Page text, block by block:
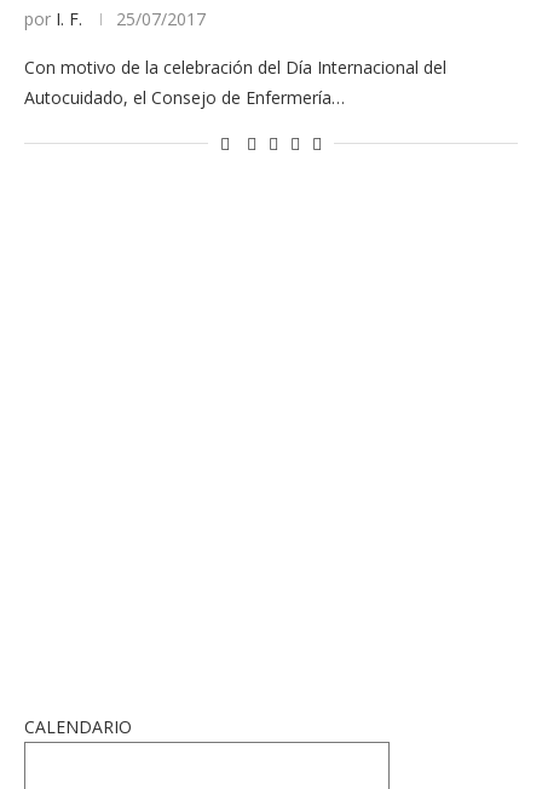
por I. F. 25/07/2017
Con motivo de la celebración del Día Internacional del
Autocuidado, el Consejo de Enfermería…
CALENDARIO